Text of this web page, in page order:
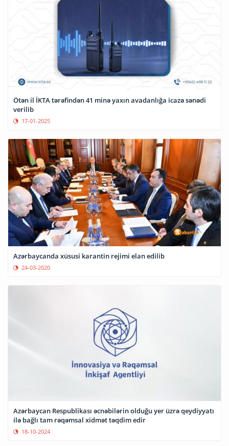
Ötən il İKTA tərəfindən 41 minə yaxın avadanlığa icazə sənədi
verilib
17-01-2025
Azərbaycanda xüsusi karantin rejimi elan edilib
24-03-2020
Azərbaycan Respublikası əcnəbilərin olduğu yer üzrə qeydiyyatı
ilə bağlı tam rəqəmsal xidmət təqdim edir
18-10-2024